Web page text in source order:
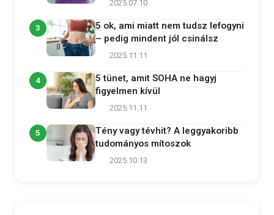
2025.07.10
3
5 ok, ami miatt nem tudsz lefogyni
– pedig mindent jól csinálsz
2025.11.11
4
5 tünet, amit SOHA ne hagyj
figyelmen kívül
2025.11.11
5
Tény vagy tévhit? A leggyakoribb
tudományos mítoszok
2025.10.13